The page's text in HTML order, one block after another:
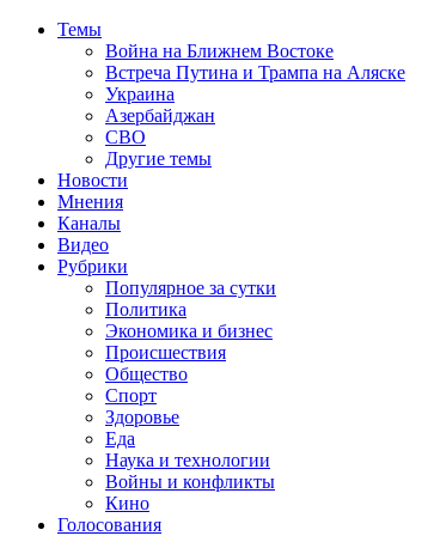
Темы
Война на Ближнем Востоке
Встреча Путина и Трампа на Аляске
Украина
Азербайджан
СВО
Другие темы
Новости
Мнения
Каналы
Видео
Рубрики
Популярное за сутки
Политика
Экономика и бизнес
Происшествия
Общество
Спорт
Здоровье
Еда
Наука и технологии
Войны и конфликты
Кино
Голосования